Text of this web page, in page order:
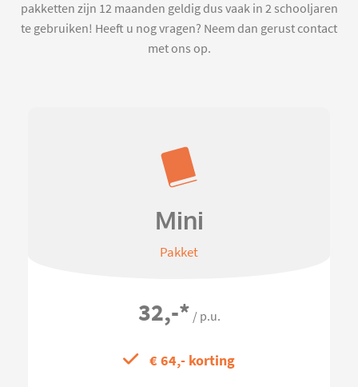
pakketten zijn 12 maanden geldig dus vaak in 2 schooljaren
te gebruiken! Heeft u nog vragen? Neem dan gerust contact
met ons op.
Mini
Pakket
32,-* / p.u.
€ 64,- korting